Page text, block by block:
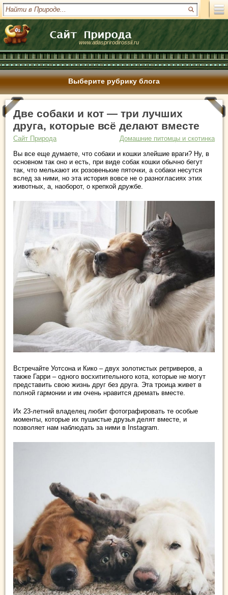
www.atlasprirodirossii.ru
Выберите рубрику блога
Две собаки и кот — три лучших
друга, которые всё делают вместе
Сайт Природа
Домашние питомцы и скотинка
Вы все еще думаете, что собаки и кошки злейшие враги? Ну, в
основном так оно и есть, при виде собак кошки обычно бегут
так, что мелькают их розовенькие пяточки, а собаки несутся
вслед за ними, но эта история вовсе не о разногласиях этих
животных, а, наоборот, о крепкой дружбе.
Встречайте Уотсона и Кико – двух золотистых ретриверов, а
также Гарри – одного восхитительного кота, которые не могут
представить свою жизнь друг без друга. Эта троица живет в
полной гармонии и им очень нравится дремать вместе.
Их 23-летний владелец любит фотографировать те особые
моменты, которые их пушистые друзья делят вместе, и
позволяет нам наблюдать за ними в Instagram.